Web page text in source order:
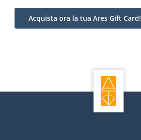
Acquista ora la tua Ares Gift Card!